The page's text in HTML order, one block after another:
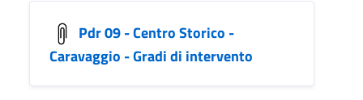
Pdr 09 - Centro Storico -
Caravaggio - Gradi di intervento